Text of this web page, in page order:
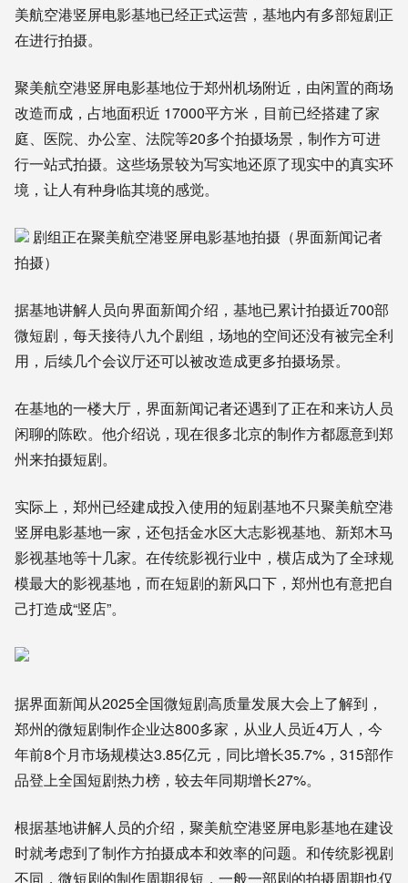
美航空港竖屏电影基地已经正式运营 ， 基地内有多部短剧正
在进行拍摄。
聚美航空港竖屏电影基地位于郑州机场附近 ， 由闲置的商场
改造而成 ， 占地面积近 17000平方米 ， 目前已经搭建了家
庭、医院、办公室
法院等20多个拍摄场景 ， 制作方可进
行一站式拍摄。 这些场景较为写实地还原了现实中的真实环
境 ， 让人有种身临其境的感觉。
剧组正在聚美航空港竖屏电影基地拍摄（界面新闻记者
拍摄）
据基地讲解人员向界面新闻介绍 ，基地已累计拍摄近700部
微短剧，每天接待八九个剧组 ， 场地的空间还没有被完全利
用 ， 后续几个会议厅还可以被改造成更多拍摄场景。
在基地的一楼大厅 ， 界面新闻记者还遇到了正在和来访人员
闲聊的陈欧。 他介绍说 ， 现在很多北京的制作方都愿意到郑
州来拍摄短剧。
实际上 ， 郑州已经建成投入使用的短剧基地不只聚美航空港
竖屏电影基地一家 ， 还包括金水区大志影视基地、新郑木马
影视基地等十几家。 在传统影视行业中 ， 横店成为了全球规
模最大的影视基地 ， 而在短剧的新风口下 ， 郑州也有意把自
己打造成“竖店”。
据界面新闻从2025全国微短剧高质量发展大会 上了解到，
郑州的微短剧制作企业达800多家，从业人员近4万人，今
年前8个月市场规模达3.85亿元，同比增长35.7%，315部作
品登上全国短剧热力榜，较去年同期增长27%。
根据基地讲解人员的介绍 ， 聚美航空港竖屏电影基地在建设
时就考虑到了制作方拍摄成本和效率的问题。 和传统影视剧
不同 ， 微短剧的制作周期很短 ， 一般一部剧的拍摄周期也仅